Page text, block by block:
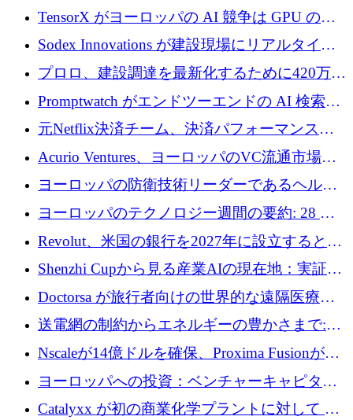
ン対策に 119 万ドルを調達
TensorX がヨーロッパの AI 競争は GPU の所
有者によって決まると考える理由
Sodex Innovations が建設現場にリアルタイム
のインテリジェンスをもたらすために 400 万
ユーロを確保
プロロ、建設調達を最新化するために420万ポ
ンドを調達
Promptwatch がエンドツーエンドの AI 検索最
適化プラットフォームを拡張するために 600
万ユーロを調達
元Netflix決済チーム、決済パフォーマンスプ
ラットフォームNopanのためにこれまでに720
万ユーロを調達
Acurio Ventures、ヨーロッパのVC流通市場の
流動性を解放するために1億1,500万ユーロの
ヨーロッパの防衛技術リーダーであるヘルシ
ングは、180億ドルの評価額で18億ドルのシリ
ヨーロッパのテクノロジー週間の要約: 28 億
ユーロを超える 70 以上のテクノロジー資金調
Revolut、米国の銀行を2027年に設立すると米
国の社長が語る
Shenzhi Cupから見る産業AIの現在地：実証と
産業実装への道筋
Doctorsa が旅行者向けの世界的な遠隔医療プ
ラットフォームを拡大するために 100 万ユー
ロを調達
送電網の制約からエネルギーの豊かさまで:
Envision の Gobi X がヨーロッパの AI の未来
にどのように貢献できるか
Nscaleが14億ドルを確保、Proxima Fusionが4
億1,100万ユーロを獲得、Invest EuropeはVCの
ヨーロッパへの投資：ベンチャーキャピタル
が過去2番目に高い水準に到達
Catalyxx が初の商業化学プラントに対して EU